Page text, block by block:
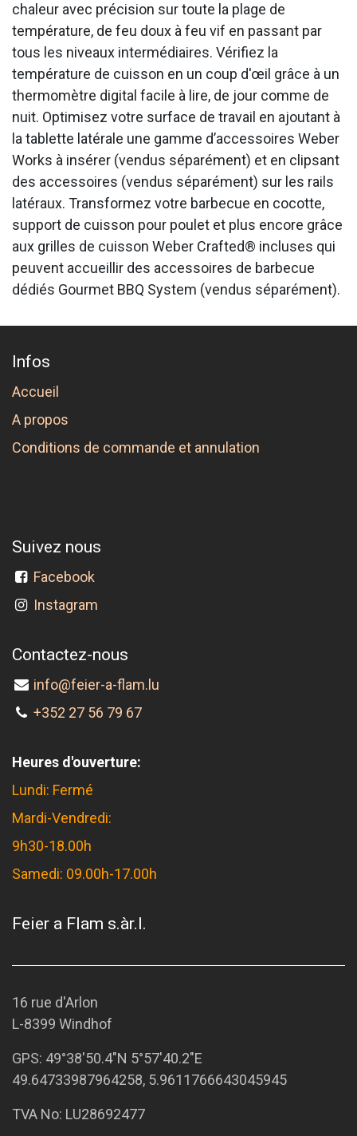
chaleur avec précision sur toute la plage de
température, de feu doux à feu vif en passant par
tous les niveaux intermédiaires. Vérifiez la
température de cuisson en un coup d'œil grâce à un
thermomètre digital facile à lire, de jour comme de
nuit. Optimisez votre surface de travail en ajoutant à
la tablette latérale une gamme d’accessoires Weber
Works à insérer (vendus séparément) et en clipsant
des accessoires (vendus séparément) sur les rails
latéraux. Transformez votre barbecue en cocotte,
support de cuisson pour poulet et plus encore grâce
aux grilles de cuisson Weber Crafted® incluses qui
peuvent accueillir des accessoires de barbecue
dédiés Gourmet BBQ System (vendus séparément).
Infos
Accueil
A propos
Conditions de commande et annulation
Suivez nous
Facebook
Instagram
Contactez-nous
info@feier-a-flam.lu
+352 27 56 79 67
Heures d'ouverture:
Lundi: Fermé
Mardi-Vendredi:
9h30-18.00h
Samedi: 09.00h-17.00h
Feier a Flam s.àr.l.
16 rue d'Arlon
L-8399 Windhof
GPS: 49°38'50.4"N 5°57'40.2"E
49.64733987964258, 5.9611766643045945
TVA No: LU28692477